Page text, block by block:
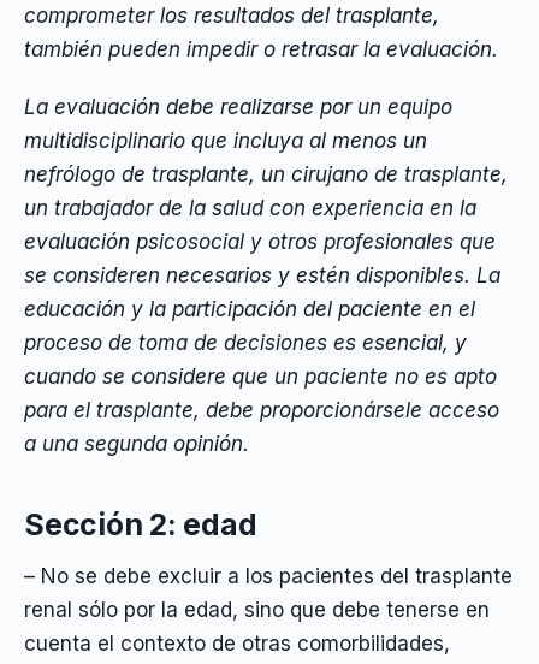
comprometer los resultados del trasplante,
también pueden impedir o retrasar la evaluación.
La evaluación debe realizarse por un equipo
multidisciplinario que incluya al menos un
nefrólogo de trasplante, un cirujano de trasplante,
un trabajador de la salud con experiencia en la
evaluación psicosocial y otros profesionales que
se consideren necesarios y estén disponibles. La
educación y la participación del paciente en el
proceso de toma de decisiones es esencial, y
cuando se considere que un paciente no es apto
para el trasplante, debe proporcionársele acceso
a una segunda opinión.
Sección 2: edad
– No se debe excluir a los pacientes del trasplante
renal sólo por la edad, sino que debe tenerse en
cuenta el contexto de otras comorbilidades,